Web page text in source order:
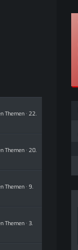
Themen
22.
Themen
20.
Themen
9.
Themen
3.